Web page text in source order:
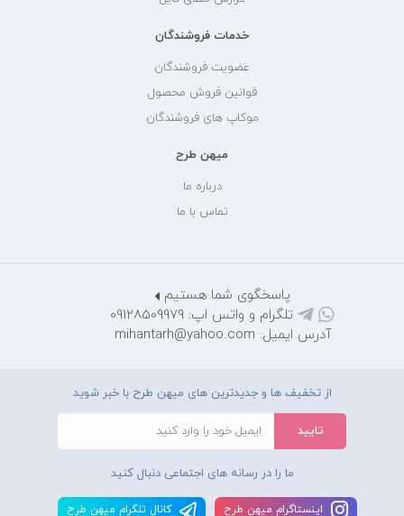
خدمات فروشندگان
عضویت فروشندگان
قوانین فروش محصول
موکاپ های فروشندگان
میهن طرح
درباره ما
تماس با ما
پاسخگوی شما هستیم
تلگرام و واتس اپ: 09128509979
آدرس ایمیل: mihantarh@yahoo.com
از تخفیف ها و جدیدترین های میهن طرح با خبر شوید
ما را در رسانه های اجتماعی دنبال کنید
اينستاگرام ميهن طرح کانال تلگرام ميهن طرح